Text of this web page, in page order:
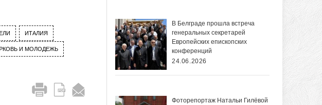
ИТАЛИЯ
И МОЛОДЕЖЬ
В Белграде прошла встреча
генеральных секретарей
Европейских епископских
конференций
24.06.2026
Фоторепортаж Натальи Гилёвой